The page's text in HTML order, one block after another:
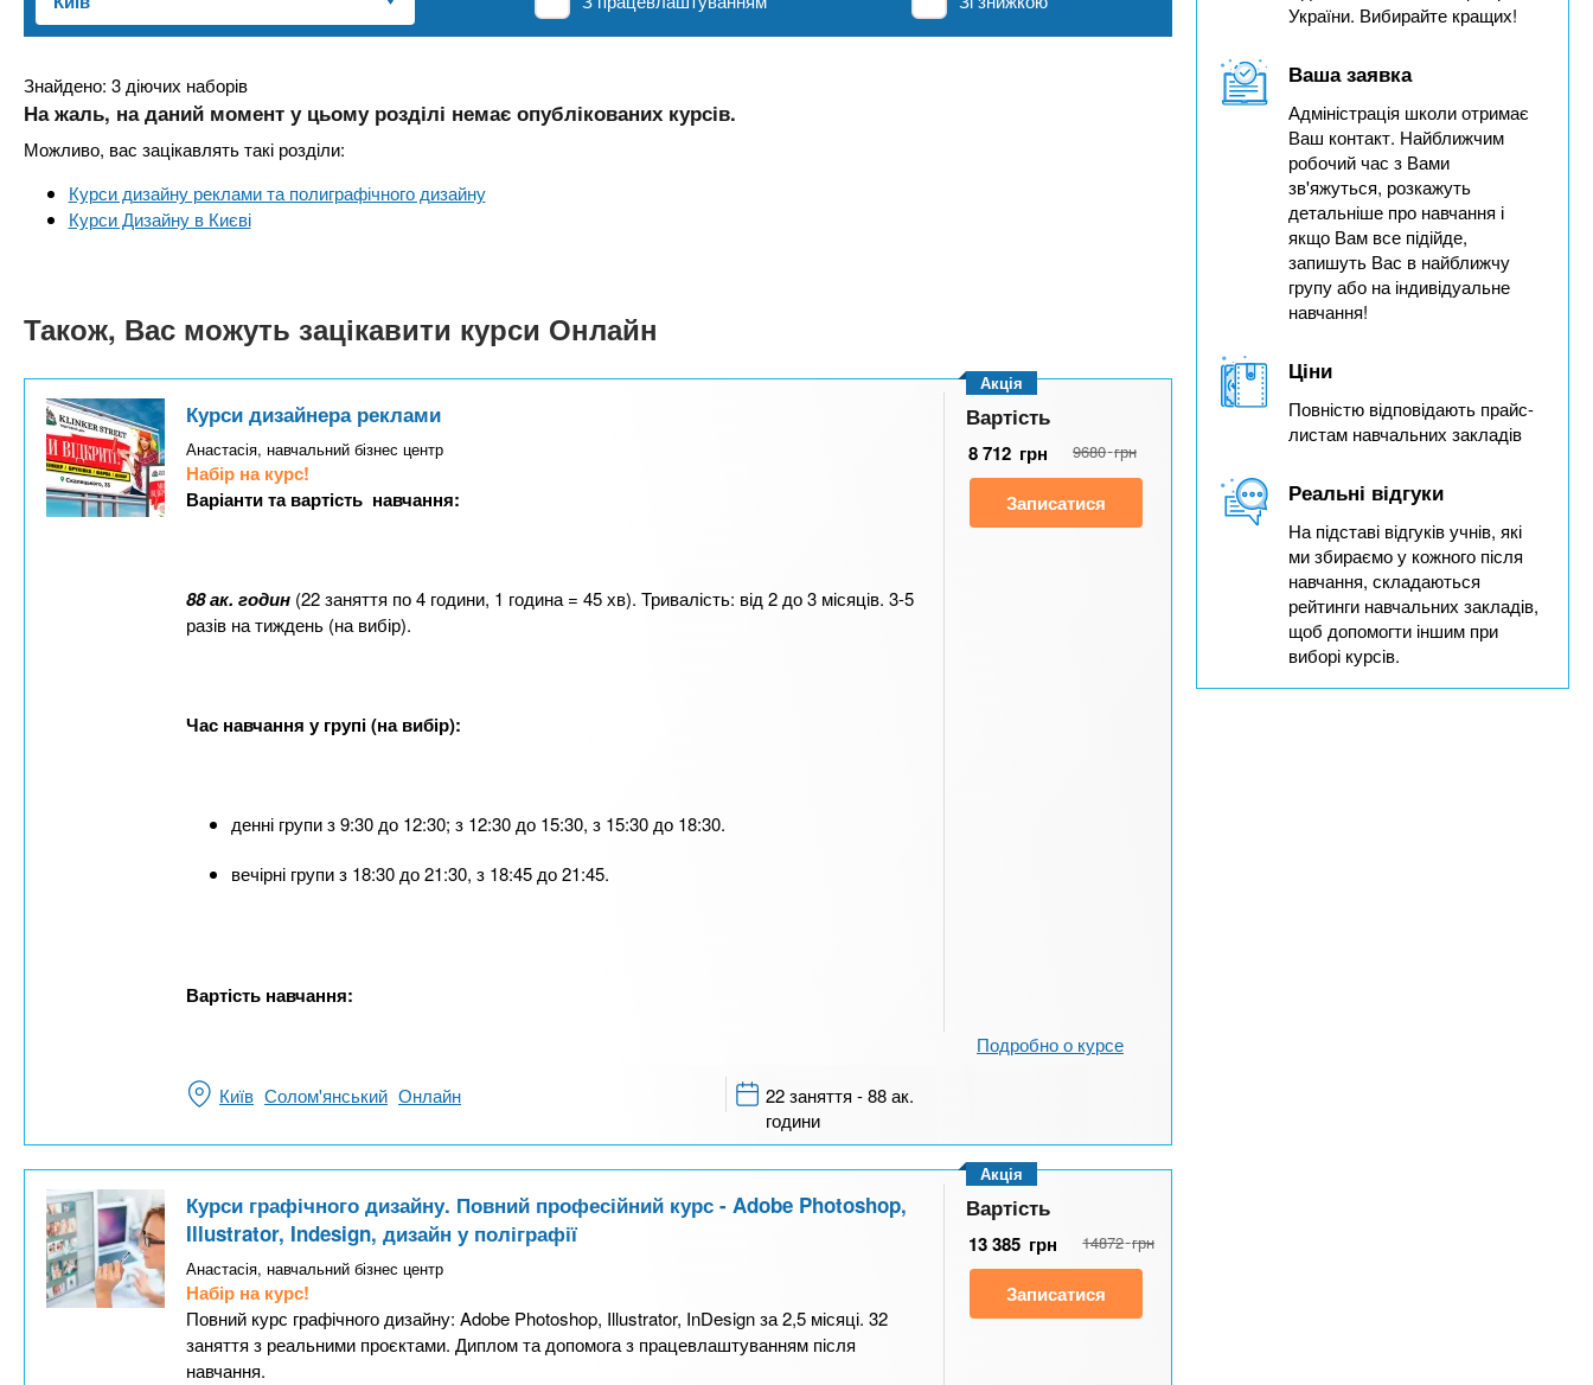
n
t
s
n
f
o
и
х
з
а
к
в
Знайдено: 3 діючих наборів
На жаль, на даний момент у цьому розділі немає опублікованих курсів.
Можливо, вас зацікавлять такі розділи:
Курси дизайну реклами та полиграфічного дизайну
Курси Дизайну в Києві
Також, Вас можуть зацікавити курси Онлайн
Курси дизайнера реклами
Анастасія, навчальний бізнес центр
Набір на курс!
Варіанти та вартість навчання:
88 ак. годин (22 заняття по 4 години, 1 година = 45 хв). Тривалість: від 2 до 3 місяців. 3-5
разів на тиждень (на вибір).
Час навчання у групі (на вибір):
денні групи з 9:30 до 12:30; з 12:30 до 15:30, з 15:30 до 18:30.
вечірні групи з 18:30 до 21:30, з 18:45 до 21:45.
Вартість навчання:
Акція
Вартість
8 712 грн 9680 грн
Записатися
Подробно о курсе
Київ Солом'янський Онлайн
22 заняття - 88 ак.
години
Курси графічного дизайну. Повний професійний курс - Adobe Photoshop,
Illustrator, Indesign, дизайн у поліграфії
Анастасія, навчальний бізнес центр
Набір на курс!
Повний курс графічного дизайну: Adobe Photoshop, Illustrator, InDesign за 2,5 місяці. 32
заняття з реальними проєктами. Диплом та допомога з працевлаштуванням після
навчання.
Акція
Вартість
13 385 грн 14872 грн
Записатися
України. Вибирайте кращих!
Ваша заявка
Адміністрація школи отримає
Ваш контакт. Найближчим
робочий час з Вами
зв'яжуться, розкажуть
детальніше про навчання і
якщо Вам все підійде,
запишуть Вас в найближчу
групу або на індивідуальне
навчання!
Ціни
Повністю відповідають прайс-
листам навчальних закладів
Реальні відгуки
На підставі відгуків учнів, які
ми збираємо у кожного після
навчання, складаються
рейтинги навчальних закладів,
щоб допомогти іншим при
виборі курсів.